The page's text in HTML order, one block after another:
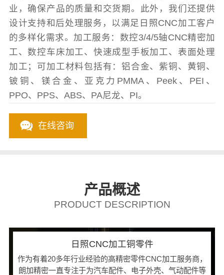
业，确保产品的质量和交货期。此外，我们还提供
设计支持和后处理服务，以满足日照CNC加工客户
的多样化需求。加工服务：数控3/4/5轴CNC精密加
工、数控车床加工、快速成型手板加工、表面处理
加工；可加工材料包括有：铝合金、紫铜、黄铜、
铍铜、镁合金、亚克力PMMA、Peek、PEI、
PPO、PPS、ABS、PA尼龙、PI。
在线咨询
产品概述
PRODUCT DESCRIPTION
日照CNC加工铜零件
作为有着20多年行业经验的高精密零件CNC加工服务商，
朗加精密一直专注于为汽车配件、电子外壳、气动配件等